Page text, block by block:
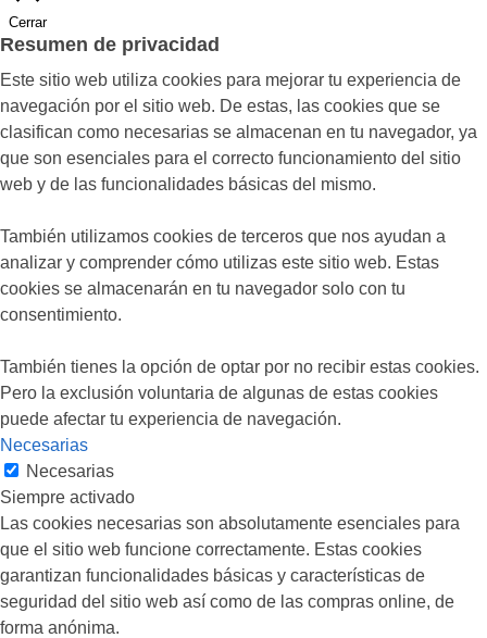
Cerrar
Resumen de privacidad
Este sitio web utiliza cookies para mejorar tu experiencia de
navegación por el sitio web. De estas, las cookies que se
clasifican como necesarias se almacenan en tu navegador, ya
que son esenciales para el correcto funcionamiento del sitio
web y de las funcionalidades básicas del mismo.
También utilizamos cookies de terceros que nos ayudan a
analizar y comprender cómo utilizas este sitio web. Estas
cookies se almacenarán en tu navegador solo con tu
consentimiento.
También tienes la opción de optar por no recibir estas cookies.
Pero la exclusión voluntaria de algunas de estas cookies
puede afectar tu experiencia de navegación.
Necesarias
Necesarias
Siempre activado
Las cookies necesarias son absolutamente esenciales para
que el sitio web funcione correctamente. Estas cookies
garantizan funcionalidades básicas y características de
seguridad del sitio web así como de las compras online, de
forma anónima.